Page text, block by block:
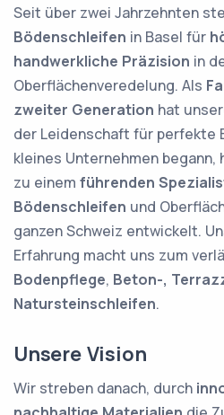
Seit über zwei Jahrzehnten
Bödenschleifen in Basel für
handwerkliche Präzision in
Oberflächenveredelung. Als
zweiter Generation hat
der Leidenschaft für perfekte
kleines Unternehmen begann,
zu einem führenden
Bödenschleifen und
ganzen Schweiz entwickelt.
Erfahrung macht uns zum
Bodenpflege, Beton-,
Natursteinschleifen.
Unsere Vision
Wir streben danach, durch